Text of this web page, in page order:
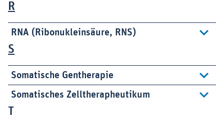
R
RNA (Ribonukleinsäure, RNS)
S
Somatische Gentherapie
Somatisches Zelltherapheutikum